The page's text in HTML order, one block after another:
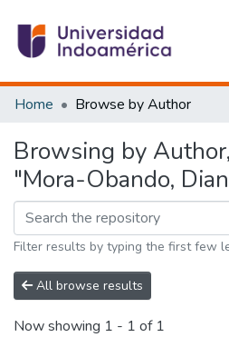
Communities & Collections
Estadísticas Externas
Home Browse by Author
Browsing by
"Mora-Obando,
Filter results by typing the first few
All browse results
Now showing 1 - 1 of 1